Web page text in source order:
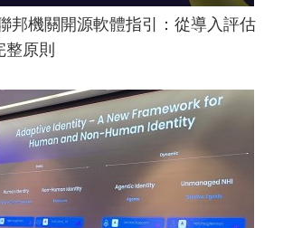
邦機關開源軟體指引：從導入評估
原則